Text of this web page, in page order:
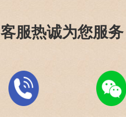
客服热诚为您服务